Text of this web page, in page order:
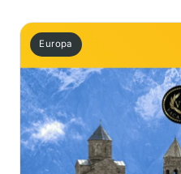
Europa